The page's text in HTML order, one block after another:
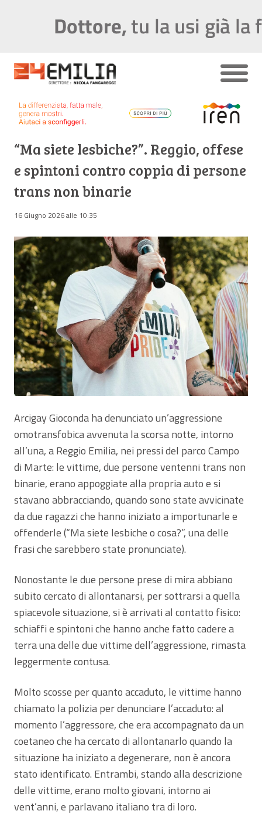
“Ma siete lesbiche?”. Reggio, offese
e spintoni contro coppia di persone
trans non binarie
16 Giugno 2026 alle 10:35
Arcigay Gioconda ha denunciato un’aggressione
omotransfobica avvenuta la scorsa notte, intorno
all’una, a Reggio Emilia, nei pressi del parco Campo
di Marte: le vittime, due persone ventenni trans non
binarie, erano appoggiate alla propria auto e si
stavano abbracciando, quando sono state avvicinate
da due ragazzi che hanno iniziato a importunarle e
offenderle (“Ma siete lesbiche o cosa?”, una delle
frasi che sarebbero state pronunciate).
Nonostante le due persone prese di mira abbiano
subito cercato di allontanarsi, per sottrarsi a quella
spiacevole situazione, si è arrivati al contatto fisico:
schiaffi e spintoni che hanno anche fatto cadere a
terra una delle due vittime dell’aggressione, rimasta
leggermente contusa.
Molto scosse per quanto accaduto, le vittime hanno
chiamato la polizia per denunciare l’accaduto: al
momento l’aggressore, che era accompagnato da un
coetaneo che ha cercato di allontanarlo quando la
situazione ha iniziato a degenerare, non è ancora
stato identificato. Entrambi, stando alla descrizione
delle vittime, erano molto giovani, intorno ai
vent’anni, e parlavano italiano tra di loro.